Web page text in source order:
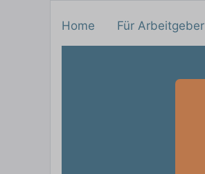
Home Für Arbeitgeber